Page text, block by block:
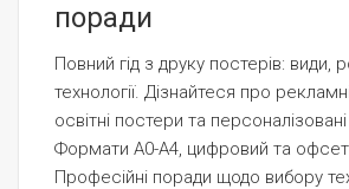
поради
Повний гід з друку постерів: види,
технології. Дізнайтеся про
освітні постери та
Формати A0-A4, цифровий та
Професійні поради щодо вибору